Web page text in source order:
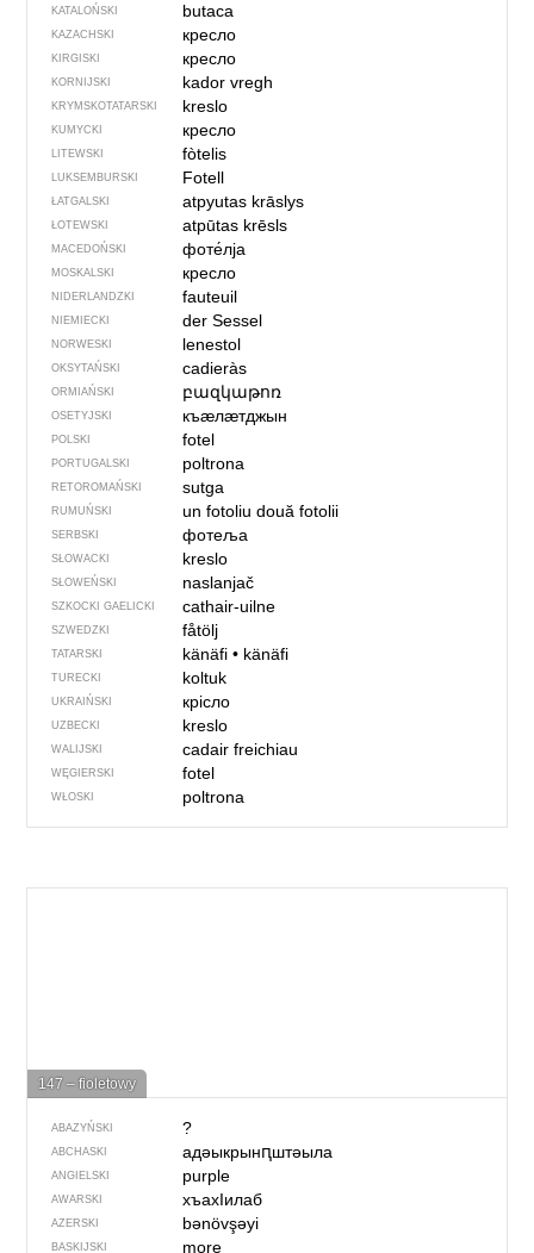
KATALOŃSKI butaca
KAZACHSKI кресло
KIRGISKI кресло
KORNIJSKI kador vregh
KRYMSKOTATARSKI kreslo
KUMYCKI кресло
LITEWSKI fòtelis
LUKSEMBURSKI Fotell
ŁATGALSKI atpyutas krāslys
ŁOTEWSKI atpūtas krēsls
MACEDOŃSKI фоте́лја
MOSKALSKI кресло
NIDERLANDZKI fauteuil
NIEMIECKI der Sessel
NORWESKI lenestol
OKSYTAŃSKI cadieràs
ORMIAŃSKI բազկաթոռ
OSETYJSKI къӕлӕтджын
POLSKI fotel
PORTUGALSKI poltrona
RETOROMAŃSKI sutga
RUMUŃSKI un fotoliudouă fotolii
SERBSKI фотеља
SŁOWACKI kreslo
SŁOWEŃSKI naslanjač
SZKOCKI GAELICKI cathair-uilne
SZWEDZKI fåtölj
TATARSKI känäfi• känäfi
TURECKI koltuk
UKRAIŃSKI крісло
UZBECKI kreslo
WALIJSKI cadair freichiau
WĘGIERSKI fotel
WŁOSKI poltrona
147 – fioletowy
ABAZYŃSKI ?
ABCHASKI адәыкрынԥштәыла
ANGIELSKI purple
AWARSKI хъахIилаб
AZERSKI bənövşəyi
BASKIJSKI more